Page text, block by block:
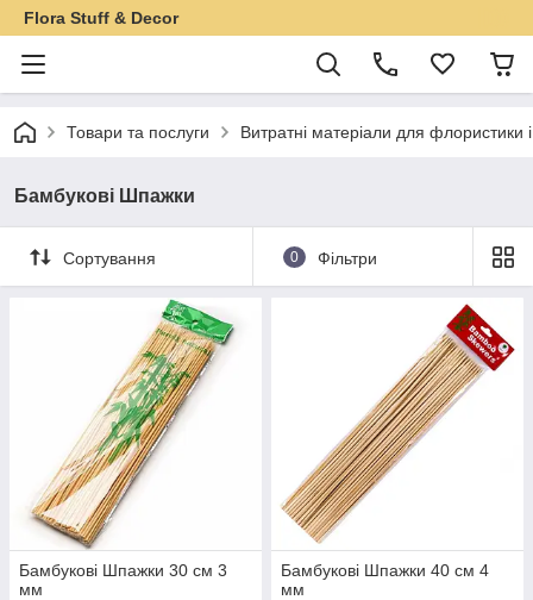
Flora Stuff & Decor
Товари та послуги Витратні матеріали для флористики
Бамбукові Шпажки
Сортування 0 Фільтри
Бамбукові Шпажки 30 см 3
мм
Бамбукові Шпажки 40 см 4
мм